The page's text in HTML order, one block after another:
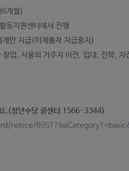
개월)
동지원센터에서 진행
만 지급(미제출자 지급중지)
업, 서울외 거주지 이전, 입대, 진학, 자
.(청년수당 콜센터 1566-3344)
notice/